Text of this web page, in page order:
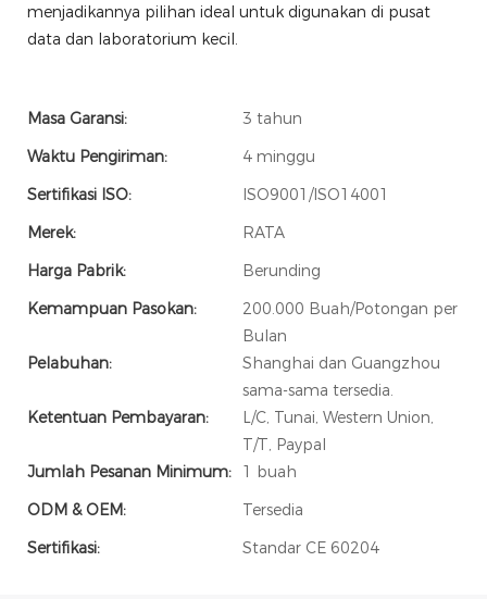
menjadikannya pilihan ideal untuk digunakan di pusat
data dan laboratorium kecil.
Masa Garansi:
3 tahun
Waktu Pengiriman:
4 minggu
Sertifikasi ISO:
ISO9001/ISO14001
Merek:
RATA
Harga Pabrik:
Berunding
Kemampuan Pasokan:
200.000 Buah/Potongan per
Bulan
Pelabuhan:
Shanghai dan Guangzhou
sama-sama tersedia.
Ketentuan Pembayaran:
L/C, Tunai, Western Union,
T/T, Paypal
Jumlah Pesanan Minimum:
1 buah
ODM & OEM:
Tersedia
Sertifikasi:
Standar CE 60204